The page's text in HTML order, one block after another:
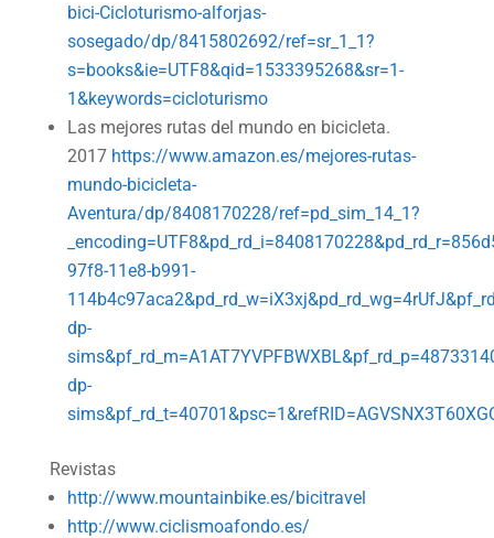
bici-Cicloturismo-alforjas-
sosegado/dp/8415802692/ref=sr_1_1?
s=books&ie=UTF8&qid=1533395268&sr=1-
1&keywords=cicloturismo
Las mejores rutas del mundo en bicicleta.
2017 https://www.amazon.es/mejores-rutas-
mundo-bicicleta-
Aventura/dp/8408170228/ref=pd_sim_14_1?
97f8-11e8-b991-
dp-
dp-
Revistas
http://www.mountainbike.es/bicitravel
http://www.ciclismoafondo.es/